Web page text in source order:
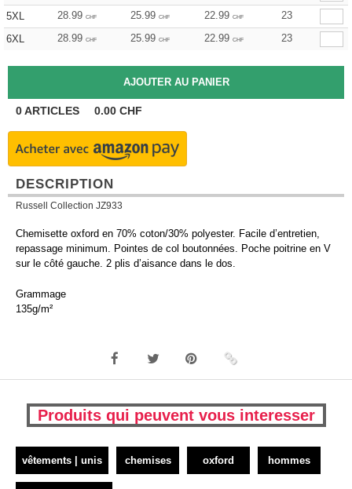
5XL
28.99 CHF 25.99 CHF 22.99 CHF
23
6XL
28.99 CHF 25.99 CHF 22.99 CHF 23
0ARTICLES 0.00 CHF
DESCRIPTION
Russell Collection JZ933
Chemisette oxford en 70% coton/30% polyester. Facile d’entretien,
repassage minimum. Pointes de col boutonnées. Poche poitrine en V
sur le côté gauche. 2 plis d’aisance dans le dos.
Grammage
135g/m²
Produits qui peuvent vous interesser
vêtements | unis chemises oxford hommes